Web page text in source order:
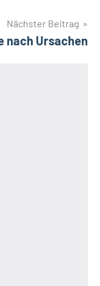
Nächster Beitrag
nach Ursachen